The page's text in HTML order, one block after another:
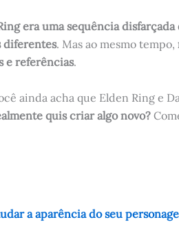
era uma sequência disfarçada
diferentes. Mas ao mesmo tempo,
e referências.
ainda acha que Elden Ring e
quis criar algo novo?
a aparência do seu